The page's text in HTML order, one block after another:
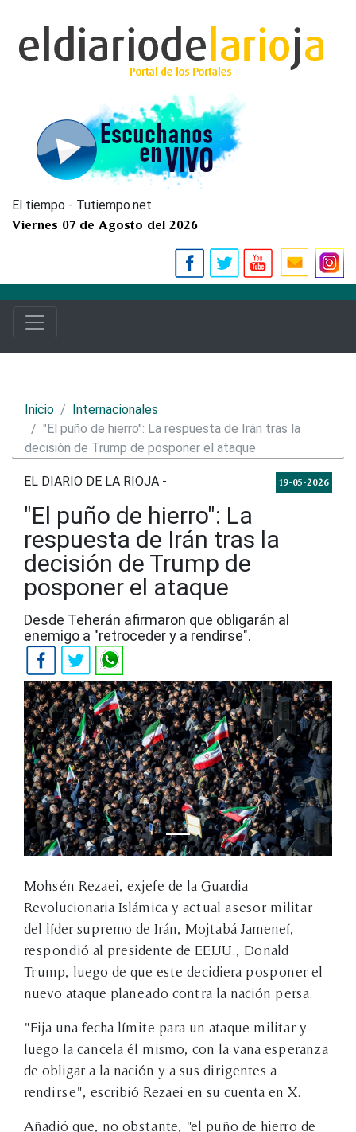
El tiempo - Tutiempo.net
Viernes 07 de Agosto del 2026
Inicio
Internacionales
"El puño de hierro": La respuesta de Irán tras la
decisión de Trump de posponer el ataque
19-05-2026
EL DIARIO DE LA RIOJA -
"El puño de hierro": La
respuesta de Irán tras la
decisión de Trump de
posponer el ataque
Desde Teherán afirmaron que obligarán al
enemigo a "retroceder y a rendirse".
Mohsén Rezaei, exjefe de la Guardia
Revolucionaria Islámica y actual asesor militar
del líder supremo de Irán, Mojtabá Jameneí,
respondió al presidente de EE.UU., Donald
Trump, luego de que este decidiera posponer el
nuevo ataque planeado contra la nación persa.
"Fija una fecha límite para un ataque militar y
luego la cancela él mismo, con la vana esperanza
de obligar a la nación y a sus dirigentes a
rendirse", escribió Rezaei en su cuenta en X.
Añadió que, no obstante, "el puño de hierro de